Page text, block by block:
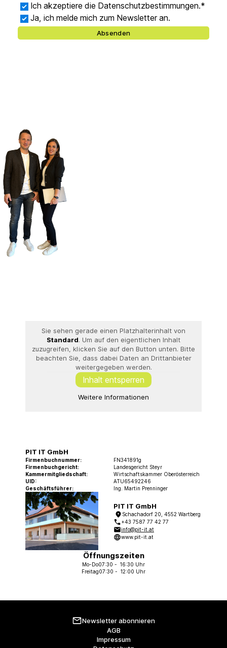
Ich akzeptiere die Datenschutzbestimmungen.*
Ja, ich melde mich zum Newsletter an.
Absenden
Sie sehen gerade einen Platzhalterinhalt von
Standard. Um auf den eigentlichen Inhalt
zuzugreifen, klicken Sie auf den Button unten. Bitte
beachten Sie, dass dabei Daten an Drittanbieter
weitergegeben werden.
Inhalt entsperren
Weitere Informationen
PIT IT GmbH
Firmenbuchnummer:
FN341891g
Firmenbuchgericht:
Landesgericht Steyr
Kammermitgliedschaft:
Wirtschaftskammer Oberösterreich
UID:
ATU65492246
Geschäftsführer:
Ing. Martin Prenninger
PIT IT GmbH
Schachadorf 20, 4552 Wartberg
+43 7587 77 42 77
info@pit-it.at
www.pit-it.at
Öffnungszeiten
Mo-Do07:30 - 16:30 Uhr
Freitag07:30 - 12:00 Uhr
Newsletter abonnieren
AGB
Impressum